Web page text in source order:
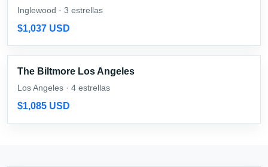
Inglewood · 3 estrellas
$1,037 USD
The Biltmore Los Angeles
Los Angeles · 4 estrellas
$1,085 USD